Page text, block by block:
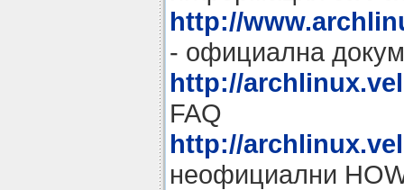
http://
- официална
http://
FAQ
http://
неофициални